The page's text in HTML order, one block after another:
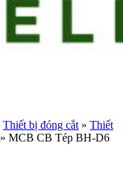
Thiết bị đóng cắt » Thiết
» MCB CB Tép BH-D6